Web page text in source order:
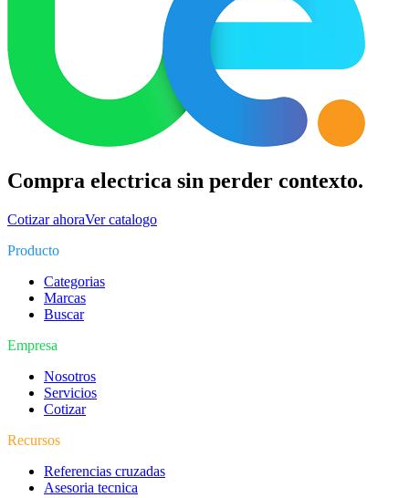
Compra electrica sin perder contexto.
Cotizar ahoraVer catalogo
Producto
Categorias
Marcas
Buscar
Empresa
Nosotros
Servicios
Cotizar
Recursos
Referencias cruzadas
Asesoria tecnica